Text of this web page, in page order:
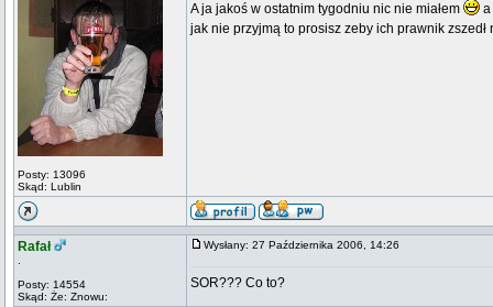
Posty: 13096
Skąd: Lublin
A ja jakoś w ostatnim tygodniu nic nie miałem
a
jak nie przyjmą to prosisz zeby ich prawnik zszedł
Rafał
Posty: 14554
Skąd: Że: Znowu:
Wysłany: 27 Października 2006, 14:26
SOR??? Co to?